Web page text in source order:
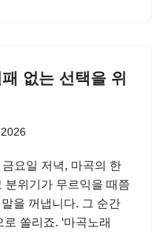
없는 선택을 위
요일 저녁, 마곡의 한
분위기가 무르익을 때쯤
말을 꺼냅니다. 그 순간
쏠리죠. ‘마곡노래